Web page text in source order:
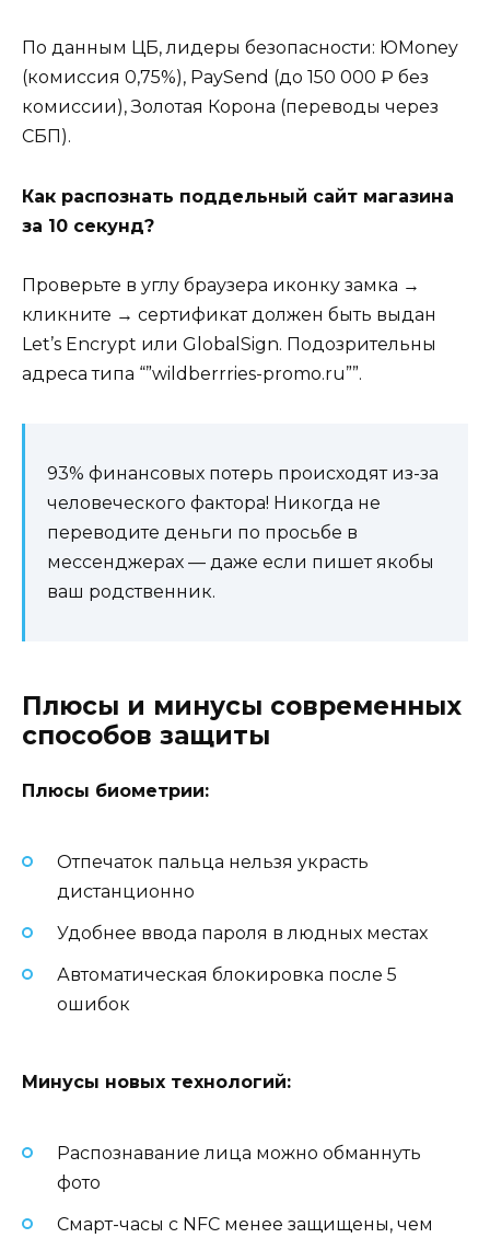
По данным ЦБ, лидеры безопасности: ЮMoney
(комиссия 0,75%), PaySend (до 150 000 ₽ без
комиссии), Золотая Корона (переводы через
СБП).
Как распознать поддельный сайт магазина
за 10 секунд?
Проверьте в углу браузера иконку замка →
кликните → сертификат должен быть выдан
Let’s Encrypt или GlobalSign. Подозрительны
адреса типа “”wildberrries-promo.ru””.
93% финансовых потерь происходят из-за
человеческого фактора! Никогда не
переводите деньги по просьбе в
мессенджерах — даже если пишет якобы
ваш родственник.
Плюсы и минусы современных
способов защиты
Плюсы биометрии:
Отпечаток пальца нельзя украсть
дистанционно
Удобнее ввода пароля в людных местах
Автоматическая блокировка после 5
ошибок
Минусы новых технологий:
Распознавание лица можно обманнуть
фото
Смарт-часы с NFC менее защищены, чем